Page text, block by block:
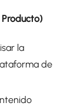
la
de